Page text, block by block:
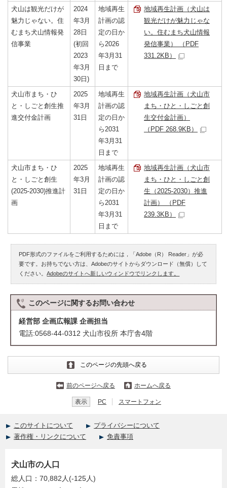
犬山は観光だけが
魅力じゃない。住
むまち犬山情報発
信事業
2024
年3月
28日
(初回
2023
年3月
30日)
地域再生
計画の認
定の日か
ら2026
年3月31
日まで
地域再生計画（犬山は
観光だけが魅力じゃな
い。住むまち犬山情報
発信事業） （PDF
331.2KB）
犬山市まち・ひ
と・しごと創生推
進交付金計画
2025
年3月
31日
地域再生
計画の認
定の日か
ら2031
年3月31
日まで
地域再生計画（犬山市
まち・ひと・しごと創
生交付金計画）
（PDF 268.9KB）
犬山市まち・ひ
と・しごと創生
(2025-2030)推進計
画
2025
年3月
31日
地域再生
計画の認
定の日か
ら2031
年3月31
日まで
地域再生計画（犬山市
まち・ひと・しごと創
生（2025-2030）推進
計画） （PDF
239.3KB）
PDF形式のファイルをご利用するためには，「Adobe（R） Reader」が必
要です。お持ちでない方は、Adobeのサイトからダウンロード（無償）して
ください。Adobeのサイトへ新しいウィンドウでリンクします。
このページに関するお問い合わせ
経営部 企画広報課 企画担当
電話:0568-44-0312 犬山市役所 本庁舎4階
このページの先頭へ戻る
前のページへ戻る ホームへ戻る
表示 PC スマートフォン
このサイトについて
プライバシーについて
著作権・リンクについて
免責事項
犬山市の人口
総人口：70,882人(-125人)